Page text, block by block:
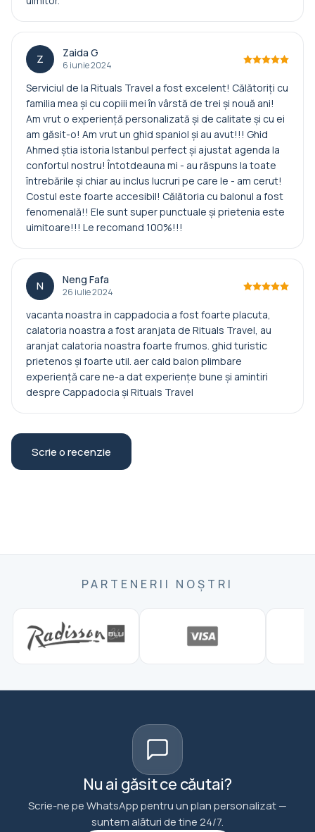
Z Zaida G
6 iunie 2024
Serviciul de la Rituals Travel a fost excelent! Călătoriţi cu
familia mea şi cu copiii mei în vârstă de trei şi nouă ani!
Am vrut o experiență personalizată și de calitate și cu ei
am găsit-o! Am vrut un ghid spaniol și au avut!!! Ghid
Ahmed știa istoria Istanbul perfect și ajustat agenda la
confortul nostru! Întotdeauna mi - au răspuns la toate
întrebările şi chiar au inclus lucruri pe care le - am cerut!
Costul este foarte accesibil! Călătoria cu balonul a fost
fenomenală!! Ele sunt super punctuale și prietenia este
uimitoare!!! Le recomand 100%!!!
N Neng Fafa
26 iulie 2024
vacanta noastra in cappadocia a fost foarte placuta,
calatoria noastra a fost aranjata de Rituals Travel, au
aranjat calatoria noastra foarte frumos. ghid turistic
prietenos și foarte util. aer cald balon plimbare
experiență care ne-a dat experiențe bune și amintiri
despre Cappadocia și Rituals Travel
Scrie o recenzie
PARTENERII NOȘTRI
Nu ai găsit ce căutai?
Scrie-ne pe WhatsApp pentru un plan personalizat —
suntem alături de tine 24/7.